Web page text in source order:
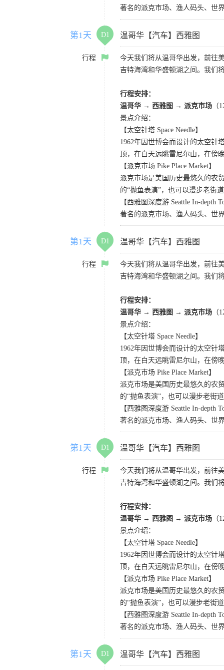
著名的派克市场、渔人码头、世
第1天 D1 温哥华【汽车】西雅图
行程
今天我们将从温哥华出发，前往
吉特海湾和华盛顿湖之间。我们
行程安排：
温哥华 → 西雅图 → 派克市场 （
景点介绍：
【太空针塔 Space Needle】
1962年因世博会而设计的太空针
顶，在白天远眺雷尼尔山，在傍
【派克市场 Pike Place Market】
派克市场是美国历史最悠久的农
的“抛鱼表演”，也可以漫步老街
【西雅图深度游 Seattle In-depth
著名的派克市场、渔人码头、世
第1天 D1 温哥华【汽车】西雅图
行程
今天我们将从温哥华出发，前往
吉特海湾和华盛顿湖之间。我们
行程安排：
温哥华 → 西雅图 → 派克市场 （
景点介绍：
【太空针塔 Space Needle】
1962年因世博会而设计的太空针
顶，在白天远眺雷尼尔山，在傍
【派克市场 Pike Place Market】
派克市场是美国历史最悠久的农
的“抛鱼表演”，也可以漫步老街
【西雅图深度游 Seattle In-depth
著名的派克市场、渔人码头、世
第1天 D1 温哥华【汽车】西雅图
行程
今天我们将从温哥华出发，前往
吉特海湾和华盛顿湖之间。我们
行程安排：
温哥华 → 西雅图 → 派克市场 （
景点介绍：
【太空针塔 Space Needle】
1962年因世博会而设计的太空针
顶，在白天远眺雷尼尔山，在傍
【派克市场 Pike Place Market】
派克市场是美国历史最悠久的农
的“抛鱼表演”，也可以漫步老街
【西雅图深度游 Seattle In-depth
著名的派克市场、渔人码头、世
第1天 D1 温哥华【汽车】西雅图